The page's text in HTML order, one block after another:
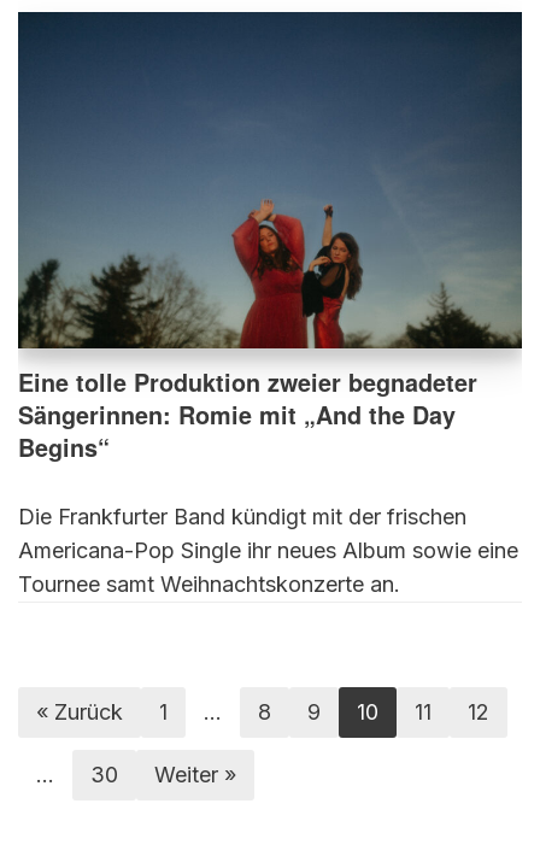
Eine tolle Produktion zweier begnadeter
Sängerinnen: Romie mit „And the Day
Begins“
Die Frankfurter Band kündigt mit der frischen
Americana-Pop Single ihr neues Album sowie eine
Tournee samt Weihnachtskonzerte an.
« Zurück 1 … 8 9 10 11 12
… 30 Weiter »